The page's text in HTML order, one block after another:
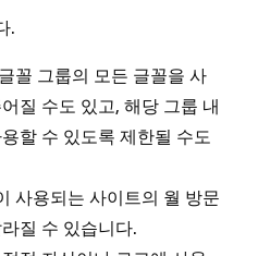
.
꼴 그룹의 모든 글꼴을 사
질 수도 있고, 해당 그룹 내
할 수 있도록 제한될 수도
사용되는 사이트의 월 방문
질 수 있습니다.